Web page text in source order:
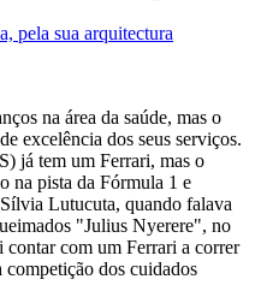
pela sua arquitectura
na área da saúde, mas o
excelência dos seus serviços.
já tem um Ferrari, mas o
na pista da Fórmula 1 e
Lutucuta, quando falava
"Julius Nyerere", no
com um Ferrari a correr
competição dos cuidados